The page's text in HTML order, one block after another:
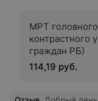
МРТ
контрастного
граждан РБ)
114,19 руб.